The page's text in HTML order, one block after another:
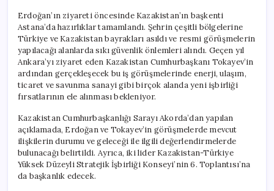
Erdoğan’ın ziyareti öncesinde Kazakistan’ın başkenti
Astana’da hazırlıklar tamamlandı. Şehrin çeşitli bölgelerine
Türkiye ve Kazakistan bayrakları asıldı ve resmi görüşmelerin
yapılacağı alanlarda sıkı güvenlik önlemleri alındı. Geçen yıl
Ankara’yı ziyaret eden Kazakistan Cumhurbaşkanı Tokayev’in
ardından gerçekleşecek bu iş görüşmelerinde enerji, ulaşım,
ticaret ve savunma sanayi gibi birçok alanda yeni işbirliği
fırsatlarının ele alınması bekleniyor.
Kazakistan Cumhurbaşkanlığı Sarayı Akorda’dan yapılan
açıklamada, Erdoğan ve Tokayev’in görüşmelerde mevcut
ilişkilerin durumu ve geleceği ile ilgili değerlendirmelerde
bulunacağı belirtildi. Ayrıca, iki lider Kazakistan-Türkiye
Yüksek Düzeyli Stratejik İşbirliği Konseyi’nin 6. Toplantısı’na
da başkanlık edecek.